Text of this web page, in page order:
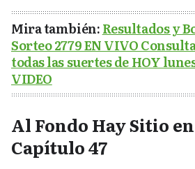
Mira también:Resultados y
Sorteo 2779 EN VIVO
todas las suertes de HOY
VIDEO
Al Fondo Hay Sitio
Capítulo 47